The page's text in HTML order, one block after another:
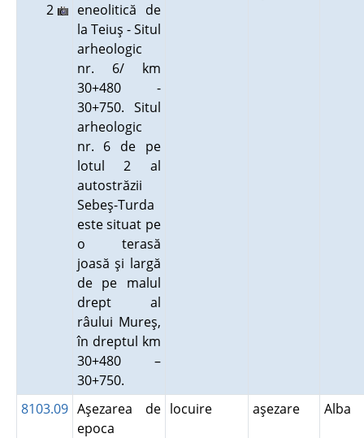
2
eneolitică de
la Teiuş - Situl
arheologic
nr. 6/ km
30+480 -
30+750. Situl
arheologic
nr. 6 de pe
lotul 2 al
autostrăzii
Sebeş-Turda
este situat pe
o terasă
joasă şi largă
de pe malul
drept al
râului Mureş,
în dreptul km
30+480 –
30+750.
8103.09 Aşezarea de
epoca
locuire aşezare Alba